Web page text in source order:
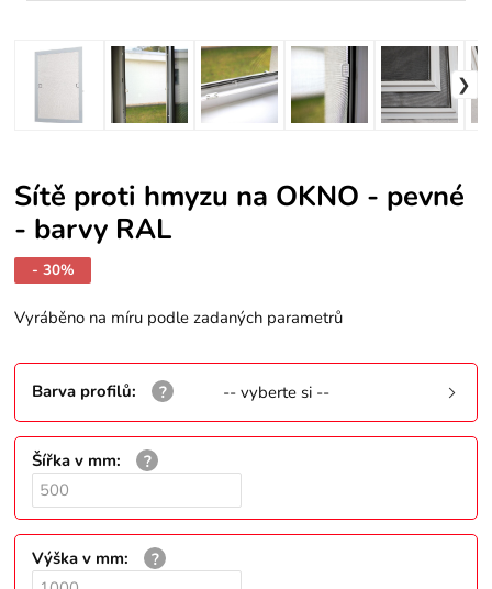
Sítě proti hmyzu na OKNO - pevné
- barvy RAL
- 30%
Vyráběno na míru podle zadaných parametrů
Barva profilů: -- vyberte si --
Šířka v mm:
Výška v mm: